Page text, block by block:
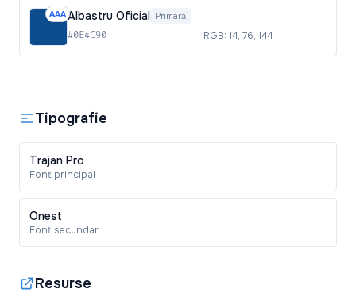
AAAAlbastru Oficial Primară
#0E4C90 RGB: 14, 76, 144
Tipografie
Trajan Pro
Font principal
Onest
Font secundar
Resurse